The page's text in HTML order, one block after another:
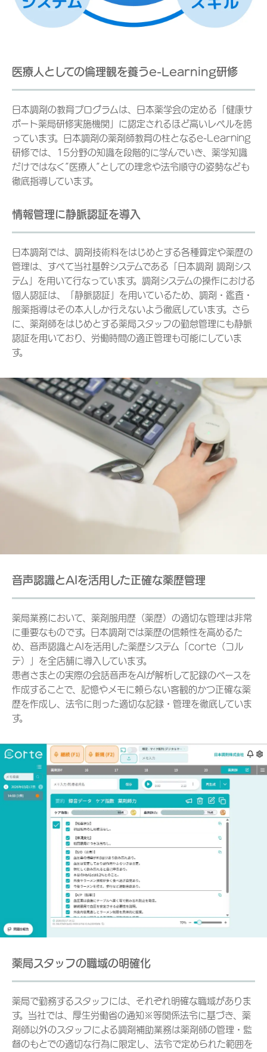
医療人としての倫理観を養うe-Learning研修
日本調剤の教育プログラムは、日本薬学会の定める「健康サ
ポート薬局研修実施機関」に認定されるほど高いレベルを誇
っています。日本調剤の薬剤師教育の柱となるe-Learning
研修では、15分野の知識を段階的に学んでいき、薬学知識
だけではなく”医療人”としての理念や法令順守の姿勢なども
徹底指導しています。
情報管理に静脈認証を導入
日本調剤では、調剤技術料をはじめとする各種算定や薬歴の
管理は、すべて当社基幹システムである「日本調剤 調剤シス
テム」を用いて行なっています。調剤システムの操作における
個人認証は、「静脈認証」を用いているため、調剤・鑑査・
服薬指導はその本人しか行えないよう徹底しています。さら
に、薬剤師をはじめとする薬局スタッフの勤怠管理にも静脈
認証を用いており、労働時間の適正管理も可能にしていま
す。
音声認識とAIを活用した正確な薬歴管理
薬局業務において、薬剤服用歴（薬歴）の適切な管理は非常
に重要なものです。日本調剤では薬歴の信頼性を高めるた
め、音声認識とAIを活用した薬歴システム「corte（コル
テ）」を全店舗に導入しています。
患者さまとの実際の会話音声をAIが解析して記録のベースを
作成することで、記憶やメモに頼らない客観的かつ正確な薬
歴を作成し、法令に則った適切な記録・管理を徹底していま
す。
薬局スタッフの職域の明確化
薬局で勤務するスタッフには、それぞれ明確な職域がありま
す。当社では、厚生労働省の通知※等関係法令に基づき、薬
剤師以外のスタッフによる調剤補助業務は薬剤師の管理・監
督のもとでの適切な行為に限定し、法令で定められた範囲を